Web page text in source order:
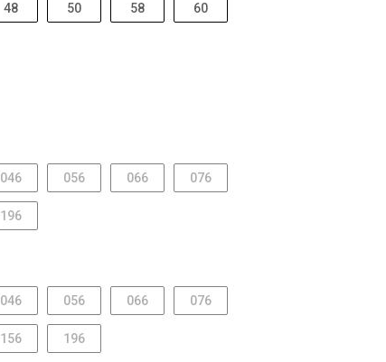
48 50 58 60
046 056 066 076
196
046 056 066 076
156 196